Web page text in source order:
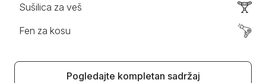
Sušilica za veš
Fen za kosu
Pogledajte kompletan sadržaj